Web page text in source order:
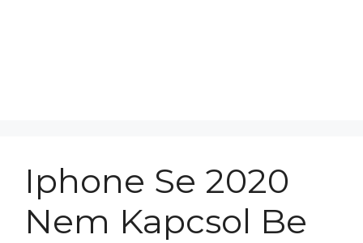
Iphone Se 2020
Nem Kapcsol Be